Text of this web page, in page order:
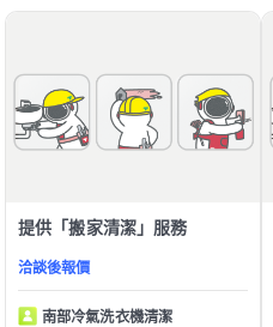
提供「搬家清潔」服務
洽談後報價
南部冷氣洗衣機清潔